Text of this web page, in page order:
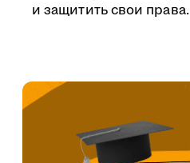
и защитить свои права.